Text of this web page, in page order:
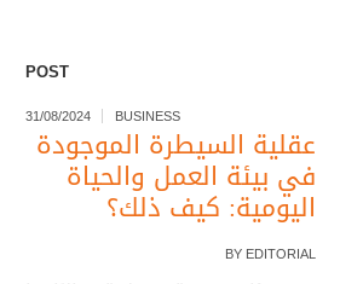
POST
31/08/2024 BUSINESS
عقلية السيطرة الموجودة
في بيئة العمل والحياة
اليومية: كيف ذلك؟
BY EDITORIAL